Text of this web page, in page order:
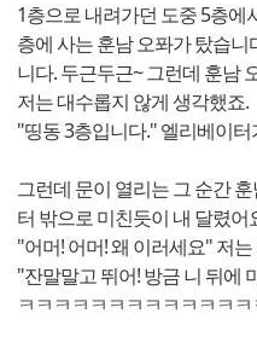
1층으로 내려가던 도중 5층에
층에 사는 훈남 오퐈가 탔습
니다. 두근두근~ 그런데 훈남
저는 대수롭지 않게 생각했죠.
"띵동 3층입니다." 엘리베이터
그런데 문이 열리는 그 순간
터 밖으로 미친듯이 내 달렸어
"어머! 어머! 왜 이러세요" 저
"잔말말고 뛰어! 방금 니 뒤에
ㅋㅋㅋㅋㅋㅋㅋㅋㅋㅋㅋㅋ